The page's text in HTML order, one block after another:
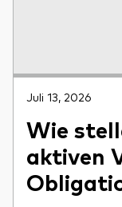
Juli 13, 2026
Wie
aktiven